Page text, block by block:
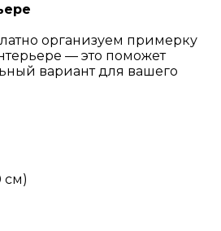
организуем примерку
— это поможет
вариант для вашего
см)